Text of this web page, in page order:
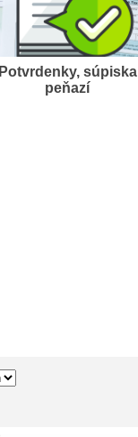
Potvrdenky, súpiska
peňazí